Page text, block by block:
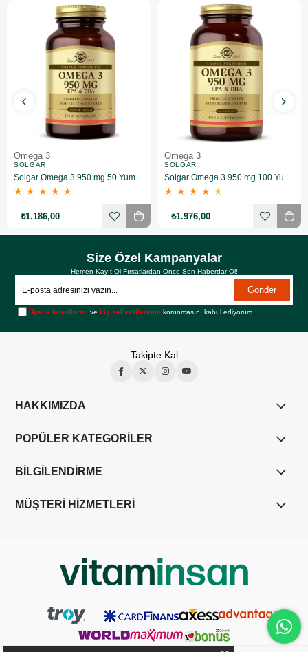
Omega 3
SOLGAR
★ ★ ★ ★ ★
₺1.186,00
Omega 3
SOLGAR
★ ★ ★ ★ ★
₺1.976,00
Size Özel Kampanyalar
Hemen Kayıt Ol Fırsatlardan Önce Sen Haberdar Ol!
Gönder
Üyelik koşullarını vekişisel verilerimin korunmasını kabul ediyorum.
Takipte Kal
HAKKIMIZDA
POPÜLER KATEGORİLER
BİLGİLENDİRME
MÜŞTERİ HİZMETLERİ